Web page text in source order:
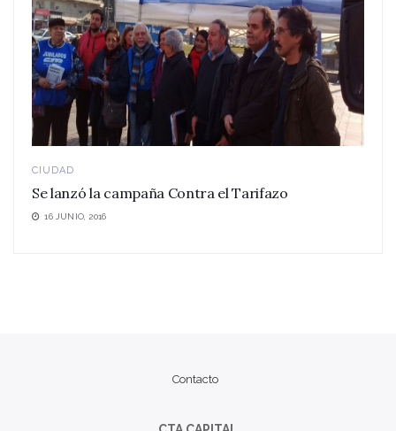
CIUDAD
Se lanzó la campaña Contra el Tarifazo
16 JUNIO, 2016
Contacto